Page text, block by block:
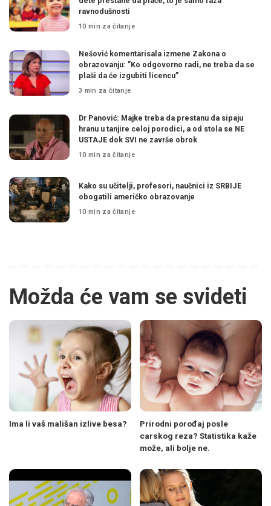
ravnodušnosti
10 min za čitanje
Nešović komentarisala izmene Zakona o
obrazovanju: ”Ko odgovorno radi, ne treba da se
plaši da će izgubiti licencu”
3 min za čitanje
Dr Panović: Majke treba da prestanu da sipaju
hranu u tanjire celoj porodici, a od stola se NE
USTAJE dok SVI ne završe obrok
10 min za čitanje
Kako su učitelji, profesori, naučnici iz SRBIJE
obogatili američko obrazovanje
10 min za čitanje
Možda će vam se svideti
Ima li vaš mališan izlive besa?
Prirodni porođaj posle
carskog reza? Statistika kaže
može, ali bolje ne.